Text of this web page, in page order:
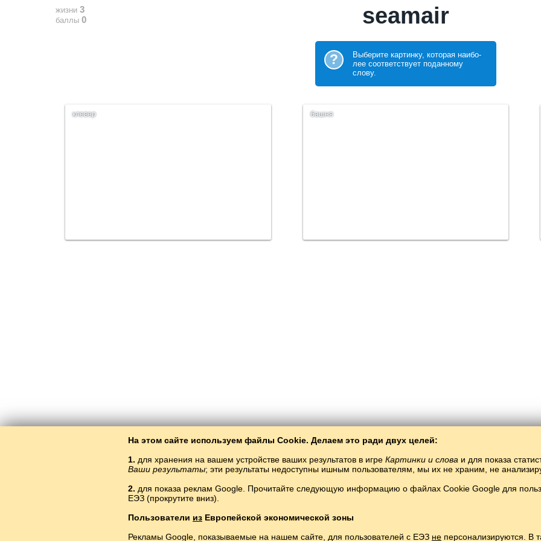
На этом сайте используем файлы Cookie. Делаем это ради двух целей:
1. для хранения на вашем устройстве ваших результатов в игре Картинки и слова и для показа
Ваши результаты; эти результаты недоступны ишным пользователям, мы их не храним, не
2. для показа реклам Google. Прочитайте следующую информацию о файлах Cookie Google для
ЕЭЗ (прокрутите вниз).
Пользователи из Европейской экономической зоны
Рекламы Google, показываемые на нашем сайте, для пользователей с ЕЭЗ не персонализируются. В
жизни 3
баллы 0 seamair
?
Выберите картинку, которая наибо­
лее соответствует поданному
слову.
клевер башня
Copyright © 2015–2025 BALTOSLAV.